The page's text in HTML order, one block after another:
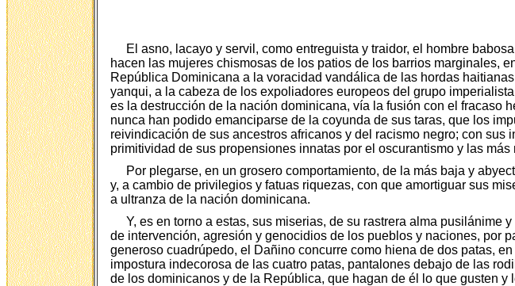
El asno, lacayo y servil, como entreguista y traidor, el hombre
hacen las mujeres chismosas de los patios de los barrios marginales,
República Dominicana a la voracidad vandálica de las hordas
yanqui, a la cabeza de los expoliadores europeos del grupo
es la destrucción de la nación dominicana, vía la fusión con el fracaso
nunca han podido emanciparse de la coyunda de sus taras, que los
reivindicación de sus ancestros africanos y del racismo negro; con
primitividad de sus propensiones innatas por el oscurantismo y las
Por plegarse, en un grosero comportamiento, de la más baja y
y, a cambio de privilegios y fatuas riquezas, con que amortiguar sus
a ultranza de la nación dominicana.
Y, es en torno a estas, sus miserias, de su rastrera alma
de intervención, agresión y genocidios de los pueblos y naciones, por
generoso cuadrúpedo, el Dañino concurre como hiena de dos patas,
impostura indecorosa de las cuatro patas, pantalones debajo de las
de los dominicanos y de la República, que hagan de él lo que gusten